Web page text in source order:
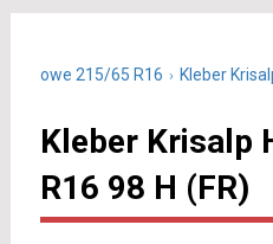
zimowe 215/65 R16 Kleber
Kleber Krisalp
R16 98 H (FR)